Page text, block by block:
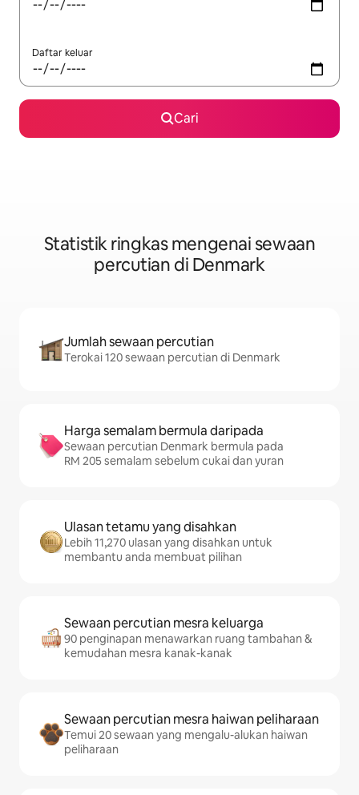
Daftar keluar
Cari
Statistik ringkas mengenai sewaan
percutian di Denmark
Jumlah sewaan percutian
Terokai 120 sewaan percutian di Denmark
Harga semalam bermula daripada
Sewaan percutian Denmark bermula pada
RM 205 semalam sebelum cukai dan yuran
Ulasan tetamu yang disahkan
Lebih 11,270 ulasan yang disahkan untuk
membantu anda membuat pilihan
Sewaan percutian mesra keluarga
90 penginapan menawarkan ruang tambahan &
kemudahan mesra kanak-kanak
Sewaan percutian mesra haiwan peliharaan
Temui 20 sewaan yang mengalu-alukan haiwan
peliharaan